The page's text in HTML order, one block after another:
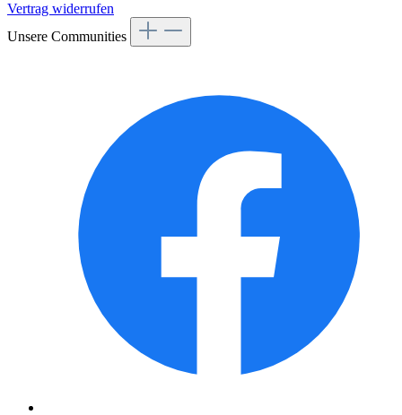
Vertrag widerrufen
Unsere Communities